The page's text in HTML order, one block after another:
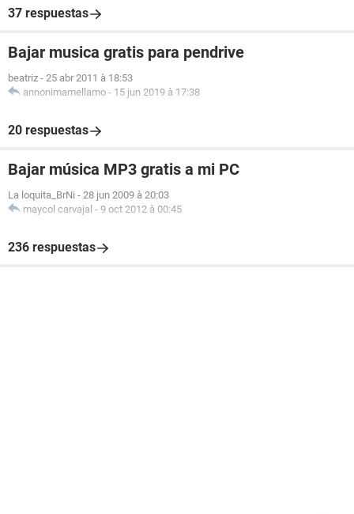
37 respuestas
Bajar musica gratis para pendrive
beatriz - 25 abr 2011 à 18:53
annonimamellamo - 15 jun 2019 à 17:38
20 respuestas
Bajar música MP3 gratis a mi PC
La loquita_BrNi - 28 jun 2009 à 20:03
maycol carvajal - 9 oct 2012 à 00:45
236 respuestas